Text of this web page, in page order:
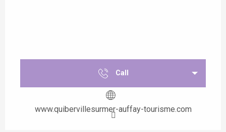
Call
www.quibervillesurmer-auffay-tourisme.com